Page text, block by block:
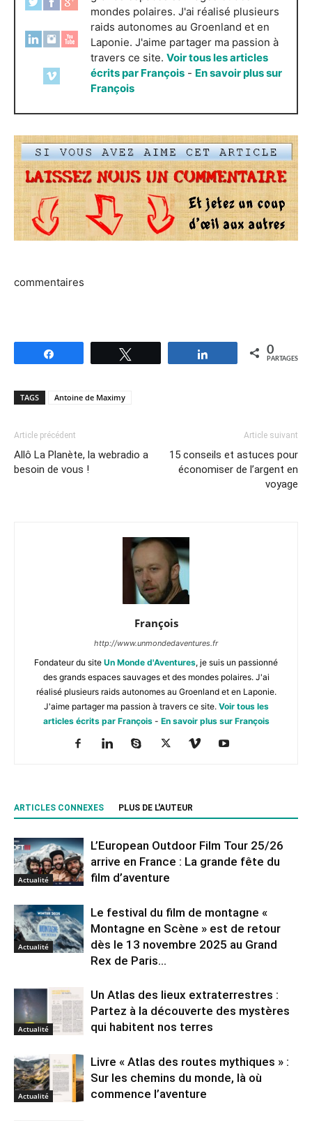
mondes polaires. J'ai réalisé plusieurs
raids autonomes au Groenland et en
Laponie. J'aime partager ma passion à
travers ce site. Voir tous les articles
écrits par François - En savoir plus sur
François
commentaires
Partagez 0
PARTAGES
TAGS Antoine de Maximy
Article précédent
Allô La Planète, la webradio a
besoin de vous !
Article suivant
15 conseils et astuces pour
économiser de l’argent en
voyage
François
http://www.unmondedaventures.fr
Fondateur du site Un Monde d'Aventures, je suis un passionné
des grands espaces sauvages et des mondes polaires. J'ai
réalisé plusieurs raids autonomes au Groenland et en Laponie.
J'aime partager ma passion à travers ce site. Voir tous les
articles écrits par François- En savoir plus sur François
ARTICLES CONNEXES PLUS DE L'AUTEUR
Actualité
L’European Outdoor Film Tour 25/26
arrive en France : La grande fête du
film d’aventure
Actualité
Le festival du film de montagne «
Montagne en Scène » est de retour
dès le 13 novembre 2025 au Grand
Rex de Paris...
Actualité
Un Atlas des lieux extraterrestres :
Partez à la découverte des mystères
qui habitent nos terres
Actualité
Livre « Atlas des routes mythiques » :
Sur les chemins du monde, là où
commence l’aventure